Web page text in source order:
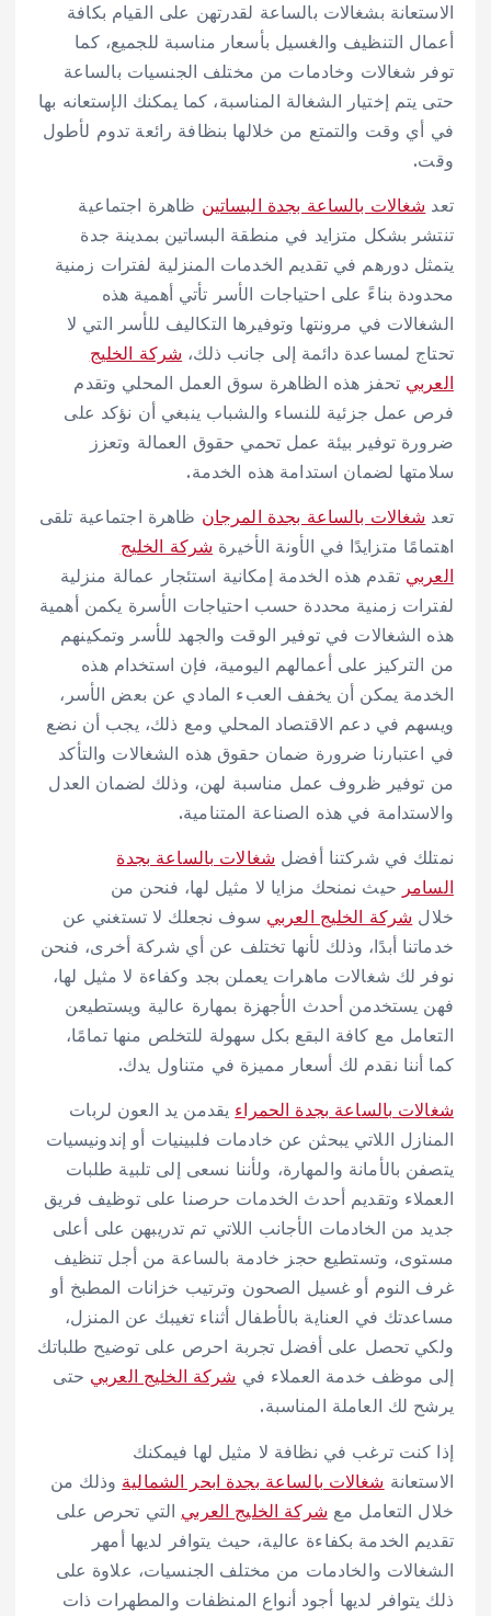
الاستعانة بشغالات بالساعة لقدرتهن على القيام بكافة
أعمال التنظيف والغسيل بأسعار مناسبة للجميع، كما
توفر شغالات وخادمات من مختلف الجنسيات بالساعة
حتى يتم إختيار الشغالة المناسبة، كما يمكنك الإستعانه بها
في أي وقت والتمتع من خلالها بنظافة رائعة تدوم لأطول
وقت.
تعد شغالات بالساعة بجدة البساتين ظاهرة اجتماعية
تنتشر بشكل متزايد في منطقة البساتين بمدينة جدة
يتمثل دورهم في تقديم الخدمات المنزلية لفترات زمنية
محدودة بناءً على احتياجات الأسر تأتي أهمية هذه
الشغالات في مرونتها وتوفيرها التكاليف للأسر التي لا
تحتاج لمساعدة دائمة إلى جانب ذلك، شركة الخليج
العربي تحفز هذه الظاهرة سوق العمل المحلي وتقدم
فرص عمل جزئية للنساء والشباب ينبغي أن نؤكد على
ضرورة توفير بيئة عمل تحمي حقوق العمالة وتعزز
سلامتها لضمان استدامة هذه الخدمة.
تعد شغالات بالساعة بجدة المرجان ظاهرة اجتماعية تلقى
اهتمامًا متزايدًا في الأونة الأخيرة شركة الخليج
العربي تقدم هذه الخدمة إمكانية استئجار عمالة منزلية
لفترات زمنية محددة حسب احتياجات الأسرة يكمن أهمية
هذه الشغالات في توفير الوقت والجهد للأسر وتمكينهم
من التركيز على أعمالهم اليومية، فإن استخدام هذه
الخدمة يمكن أن يخفف العبء المادي عن بعض الأسر،
ويسهم في دعم الاقتصاد المحلي ومع ذلك، يجب أن نضع
في اعتبارنا ضرورة ضمان حقوق هذه الشغالات والتأكد
من توفير ظروف عمل مناسبة لهن، وذلك لضمان العدل
والاستدامة في هذه الصناعة المتنامية.
نمتلك في شركتنا أفضل شغالات بالساعة بجدة
السامر حيث نمنحك مزايا لا مثيل لها، فنحن من
خلال شركة الخليج العربي سوف نجعلك لا تستغني عن
خدماتنا أبدًا، وذلك لأنها تختلف عن أي شركة أخرى، فنحن
نوفر لك شغالات ماهرات يعملن بجد وكفاءة لا مثيل لها،
فهن يستخدمن أحدث الأجهزة بمهارة عالية ويستطيعن
التعامل مع كافة البقع بكل سهولة للتخلص منها تمامًا،
كما أننا نقدم لك أسعار مميزة في متناول يدك.
شغالات بالساعة بجدة الحمراء يقدمن يد العون لربات
المنازل اللاتي يبحثن عن خادمات فلبينيات أو إندونيسيات
يتصفن بالأمانة والمهارة، ولأننا نسعى إلى تلبية طلبات
العملاء وتقديم أحدث الخدمات حرصنا على توظيف فريق
جديد من الخادمات الأجانب اللاتي تم تدريبهن على أعلى
مستوى، وتستطيع حجز خادمة بالساعة من أجل تنظيف
غرف النوم أو غسيل الصحون وترتيب خزانات المطبخ أو
مساعدتك في العناية بالأطفال أثناء تغيبك عن المنزل،
ولكي تحصل على أفضل تجربة احرص على توضيح طلباتك
إلى موظف خدمة العملاء في شركة الخليج العربي حتى
يرشح لك العاملة المناسبة.
إذا كنت ترغب في نظافة لا مثيل لها فيمكنك
الاستعانة شغالات بالساعة بجدة ابحر الشمالية وذلك من
خلال التعامل مع شركة الخليج العربي التي تحرص على
تقديم الخدمة بكفاءة عالية، حيث يتوافر لديها أمهر
الشغالات والخادمات من مختلف الجنسيات، علاوة على
ذلك يتوافر لديها أجود أنواع المنظفات والمطهرات ذات